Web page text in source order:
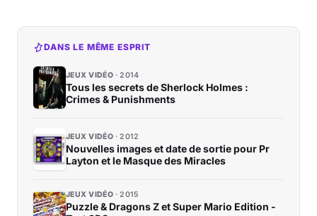
DANS LE MÊME ESPRIT
JEUX VIDÉO 2014
Tous les secrets de Sherlock Holmes :
Crimes & Punishments
JEUX VIDÉO 2012
Nouvelles images et date de sortie pour Pr
Layton et le Masque des Miracles
JEUX VIDÉO 2015
Puzzle & Dragons Z et Super Mario Edition -